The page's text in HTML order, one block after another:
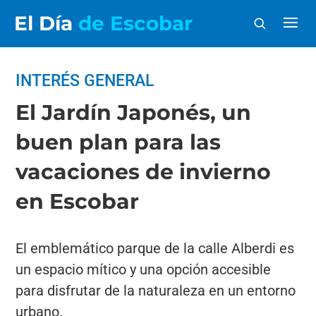
El Día de Escobar
INTERÉS GENERAL
El Jardín Japonés, un
buen plan para las
vacaciones de invierno
en Escobar
El emblemático parque de la calle Alberdi es
un espacio mítico y una opción accesible
para disfrutar de la naturaleza en un entorno
urbano.